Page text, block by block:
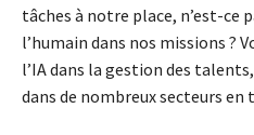
tâches à notre place, n’est-ce
l’humain dans nos missions ?
l’IA dans la gestion des
dans de nombreux secteurs en